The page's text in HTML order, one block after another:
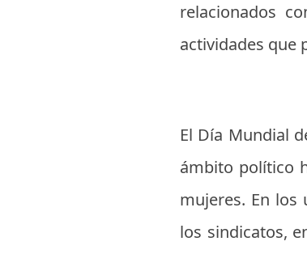
relacionados
actividades que
El Día Mundial
ámbito político
mujeres. En los
los sindicatos,